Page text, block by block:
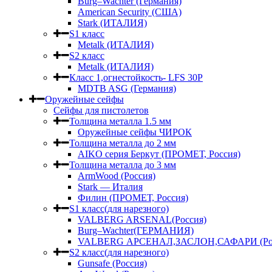
American Security (США)
Stark (ИТАЛИЯ)
S1 класс
Metalk (ИТАЛИЯ)
S2 класс
Metalk (ИТАЛИЯ)
Класс 1,огнестойкость- LFS 30P
MDTB ASG (Германия)
Оружейные сейфы
Сейфы для пистолетов
Толщина металла 1.5 мм
Оружейные сейфы ЧИРОК
Толщина металла до 2 мм
AIKO серия Беркут (ПРОМЕТ, Россия)
Толщина металла до 3 мм
ArmWood (Россия)
Stark — Италия
Филин (ПРОМЕТ, Россия)
S1 класс(для нарезного)
VALBERG ARSENAL(Россия)
Burg–Wachter(ГЕРМАНИЯ)
VALBERG АРСЕНАЛ,ЗАСЛОН,САФАРИ
S2 класс(для нарезного)
Gunsafe (Россия)